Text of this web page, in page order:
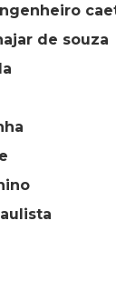
de souza